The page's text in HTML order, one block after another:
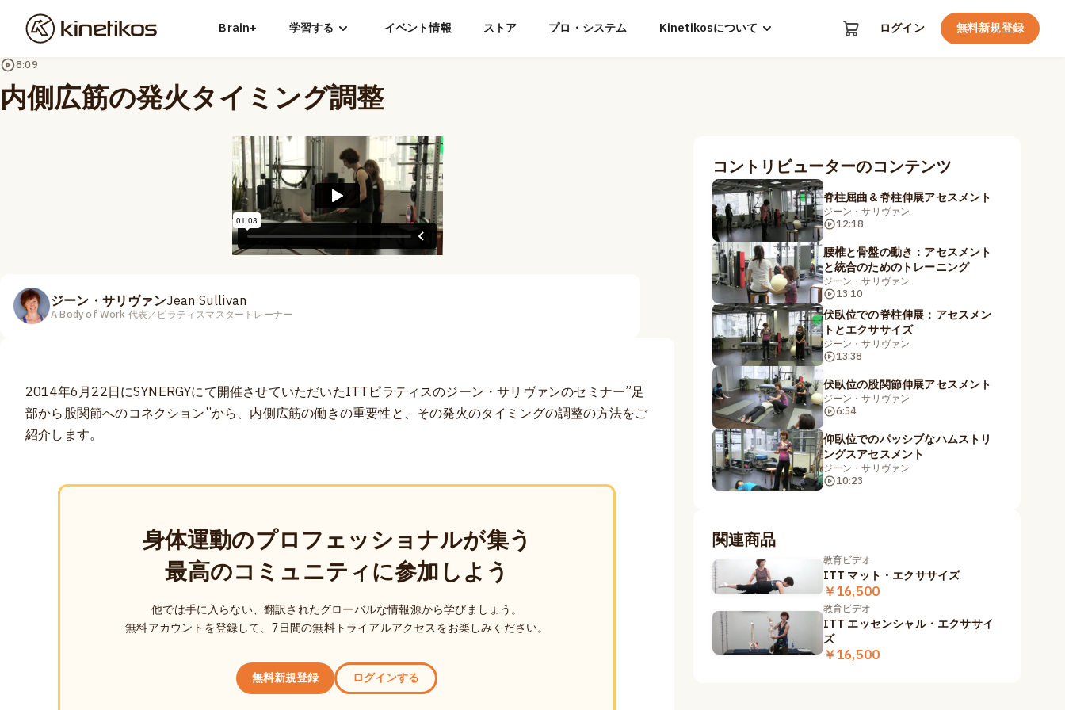
Brain+ 学習する イベント情報 ストア プロ・システム Kinetikosについて ログイン 無料新規登録
8:09
内側広筋の発火タイミング調整
ジーン・サリヴァンJean Sullivan
A Body of Work 代表／ピラティスマスタートレーナー
2014年6月22日にSYNERGYにて開催させていただいたITTピラティスのジーン・サリヴァンのセミナー”足
部から股関節へのコネクション”から、内側広筋の働きの重要性と、その発火のタイミングの調整の方法をご
紹介します。
身体運動のプロフェッショナルが集う
最高のコミュニティに参加しよう
他では手に入らない、翻訳されたグローバルな情報源から学びましょう。
無料アカウントを登録して、7日間の無料トライアルアクセスをお楽しみください。
無料新規登録 ログインする
コントリビューターのコンテンツ
脊柱屈曲＆脊柱伸展アセスメント
ジーン・サリヴァン
12:18
腰椎と骨盤の動き：アセスメント
と統合のためのトレーニング
ジーン・サリヴァン
13:10
伏臥位での脊柱伸展：アセスメン
トとエクササイズ
ジーン・サリヴァン
13:38
伏臥位の股関節伸展アセスメント
ジーン・サリヴァン
6:54
仰臥位でのパッシブなハムストリ
ングスアセスメント
ジーン・サリヴァン
10:23
関連商品
教育ビデオ
ITT マット・エクササイズ
￥16,500
教育ビデオ
ITT エッセンシャル・エクササイ
ズ
￥16,500